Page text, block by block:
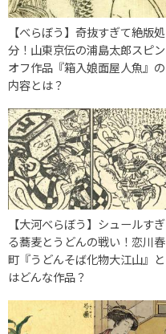
【べらぼう】奇抜すぎて絶版処
分！山東京伝の浦島太郎スピン
オフ作品『箱入娘面屋人魚』の
内容とは？
【大河べらぼう】シュールすぎ
る蕎麦とうどんの戦い！恋川春
町『うどんそば化物大江山』と
はどんな作品？